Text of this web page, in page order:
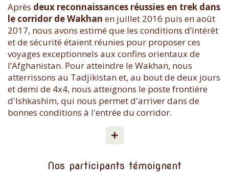
Après deux reconnaissances réussies en trek dans
le corridor de Wakhan en juillet 2016 puis en août
2017, nous avons estimé que les conditions d’intérêt
et de sécurité étaient réunies pour proposer ces
voyages exceptionnels aux confins orientaux de
l’Afghanistan. Pour atteindre le Wakhan, nous
atterrissons au Tadjikistan et, au bout de deux jours
et demi de 4x4, nous atteignons le poste frontière
d'Ishkashim, qui nous permet d'arriver dans de
bonnes conditions à l'entrée du corridor.
+
Nos participants témoignent